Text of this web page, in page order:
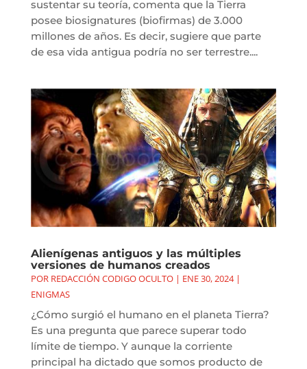
sustentar su teoría, comenta que la Tierra
posee biosignatures (biofirmas) de 3.000
millones de años. Es decir, sugiere que parte
de esa vida antigua podría no ser terrestre....
Alienígenas antiguos y las múltiples
versiones de humanos creados
POR REDACCIÓN CODIGO OCULTO| ENE 30, 2024|
ENIGMAS
¿Cómo surgió el humano en el planeta Tierra?
Es una pregunta que parece superar todo
límite de tiempo. Y aunque la corriente
principal ha dictado que somos producto de